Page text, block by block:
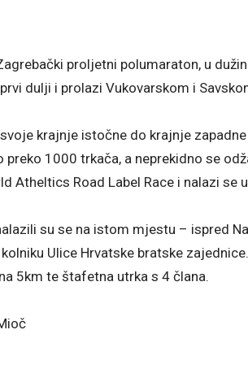
proljetni polumaraton, u
dulji i prolazi Vukovarskom i
krajnje istočne do krajnje
preko 1000 trkača, a neprekidno se
Atheltics Road Label Race i nalazi se
su se na istom mjestu – ispred
Ulice Hrvatske bratske
5km te štafetna utrka s 4 člana.